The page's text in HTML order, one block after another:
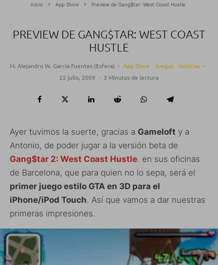
Inicio App Store Preview de Gang$tar: West Coast Hustle
PREVIEW DE GANG$TAR: WEST COAST
HUSTLE
M. Alejandro W. García Fuentes (Esfera) · App Store Juegos Noticias ·
22 julio, 2009 · 3 Minutos de lectura
Ayer tuvimos la suerte, gracias a Gameloft y a
Antonio, de poder jugar a la versión beta de
Gang$tar 2: West Coast Hustle. en sus oficinas
de Barcelona, que para quien no lo sepa, será el
primer juego estilo GTA en 3D para el
iPhone/iPod Touch. Así que vamos a dar nuestras
primeras impresiones.